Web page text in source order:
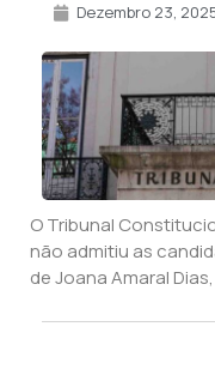
Dezembro 23,
O Tribunal
não admitiu as
de Joana Amaral